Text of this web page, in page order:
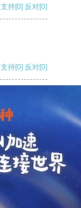
支持[0] 反对[0]
支持[0] 反对[0]
反对